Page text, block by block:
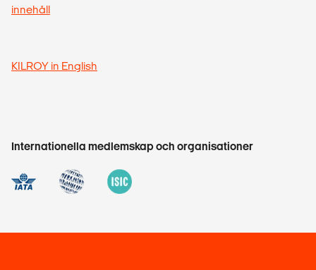
innehåll
KILROY in English
Internationella medlemskap och organisationer